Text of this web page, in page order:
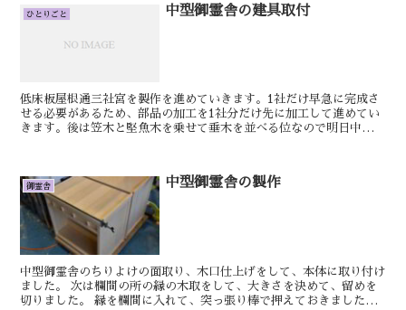
ひとりごと 中型御霊舎の建具取付
低床板屋根通三社宮を製作を進めていきます。1社だけ早急に完成さ
せる必要があるため、部品の加工を1社分だけ先に加工して進めてい
きます。後は笠木と堅魚木を乗せて垂木を並べる位なので明日中に完
御霊舎 中型御霊舎の製作
中型御霊舎のちりよけの面取り、木口仕上げをして、本体に取り付け
ました。 次は欄間の所の縁の木取をして、大きさを決めて、留めを
切りました。 縁を欄間に入れて、突っ張り棒で押えておきました。